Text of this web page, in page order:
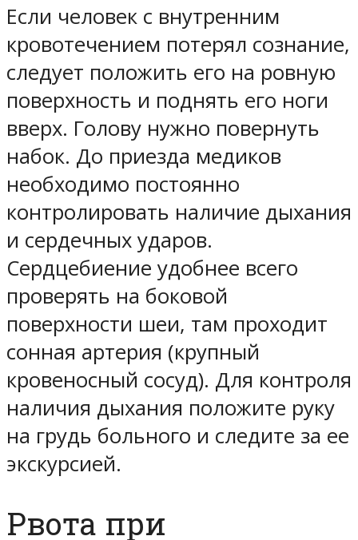
Если человек с внутренним
кровотечением потерял сознание,
следует положить его на ровную
поверхность и поднять его ноги
вверх. Голову нужно повернуть
набок. До приезда медиков
необходимо постоянно
контролировать наличие дыхания
и сердечных ударов.
Сердцебиение удобнее всего
проверять на боковой
поверхности шеи, там проходит
сонная артерия (крупный
кровеносный сосуд). Для контроля
наличия дыхания положите руку
на грудь больного и следите за ее
экскурсией.
Рвота при